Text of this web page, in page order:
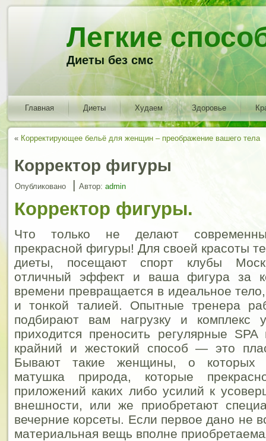
Легкие
Диеты без смс
Главная Диеты Худаем Здоровье
« Корректирующее бельё для женщин – преображение вашего тела
Корректор фигуры
Опубликовано | Автор: admin
Корректор фигуры.
Что только не делают
прекрасной фигуры! Для своей красоты
диеты, посещают спорт клубы
отличный эффект и ваша фигура за
времени превращается в идеальное
и тонкой талией. Опытные тренера
подбирают вам нагрузку и комплекс
приходится преносить регулярные
крайний и жестокий способ — это
Бывают такие женщины, о которых
матушка природа, которые
приложений каких либо усилий к
внешности, или же приобретают
вечерние корсеты. Если первое дано не
материальная вещь вполне